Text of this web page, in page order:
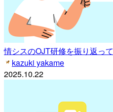
情シスのOJT研修を振り返って
kazuki yakame
2025.10.22